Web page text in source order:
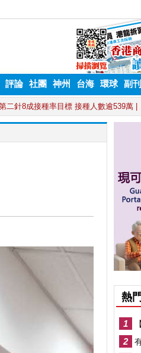
評論 社團 神州 台海 環球 副刊